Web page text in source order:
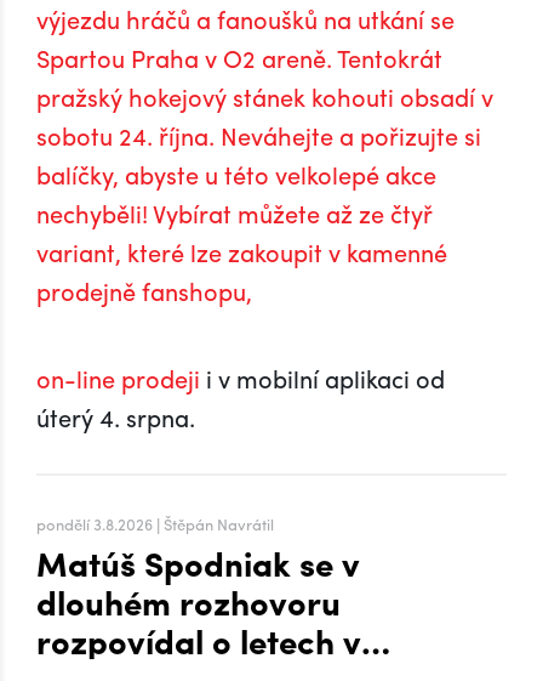
výjezdu hráčů a fanoušků na utkání se
Spartou Praha v O2 areně. Tentokrát
pražský hokejový stánek kohouti obsadí v
sobotu 24. října. Neváhejte a pořizujte si
balíčky, abyste u této velkolepé akce
nechyběli! Vybírat můžete až ze čtyř
variant, které lze zakoupit v kamenné
prodejně fanshopu,
on-line prodeji i v mobilní aplikaci od
úterý 4. srpna.
pondělí 3.8.2026 | Štěpán Navrátil
Matúš Spodniak se v
dlouhém rozhovoru
rozpovídal o letech v